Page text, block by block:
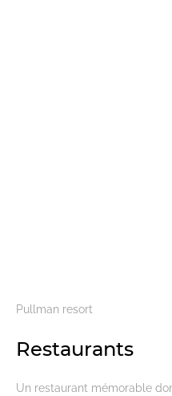
Pullman resort
Restaurants
Un restaurant mémorable